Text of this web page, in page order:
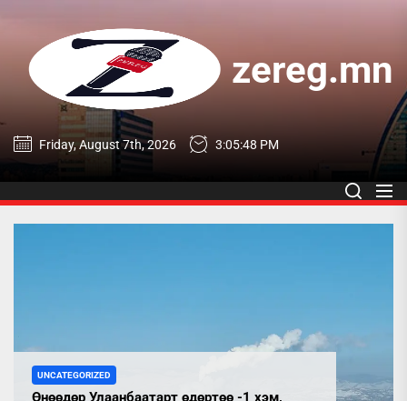
content
zereg.mn
zereg.mn
Friday, August 7th, 2026 3:05:49 PM
UNCATEGORIZED